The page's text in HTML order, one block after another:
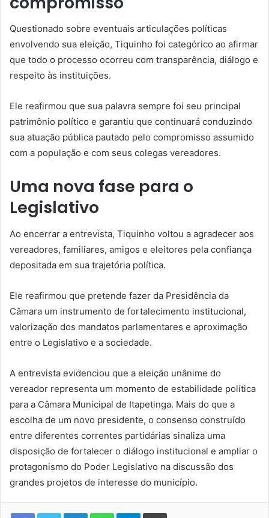
Questionado sobre eventuais articulações políticas
envolvendo sua eleição, Tiquinho foi categórico ao afirmar
que todo o processo ocorreu com transparência, diálogo e
respeito às instituições.
Ele reafirmou que sua palavra sempre foi seu principal
patrimônio político e garantiu que continuará conduzindo
sua atuação pública pautado pelo compromisso assumido
com a população e com seus colegas vereadores.
Uma nova fase para o
Legislativo
Ao encerrar a entrevista, Tiquinho voltou a agradecer aos
vereadores, familiares, amigos e eleitores pela confiança
depositada em sua trajetória política.
Ele reafirmou que pretende fazer da Presidência da
Câmara um instrumento de fortalecimento institucional,
valorização dos mandatos parlamentares e aproximação
entre o Legislativo e a sociedade.
A entrevista evidenciou que a eleição unânime do
vereador representa um momento de estabilidade política
para a Câmara Municipal de Itapetinga. Mais do que a
escolha de um novo presidente, o consenso construído
entre diferentes correntes partidárias sinaliza uma
disposição de fortalecer o diálogo institucional e ampliar o
protagonismo do Poder Legislativo na discussão dos
grandes projetos de interesse do município.
FacebookTwitterLinkedinWhatsAppTelegramImprimir